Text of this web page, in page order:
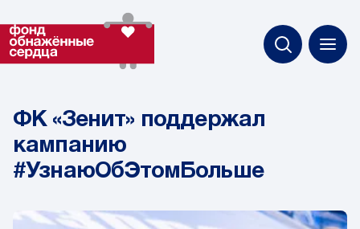
ФК «Зенит» поддержал
кампанию
#УзнаюОбЭтомБольше